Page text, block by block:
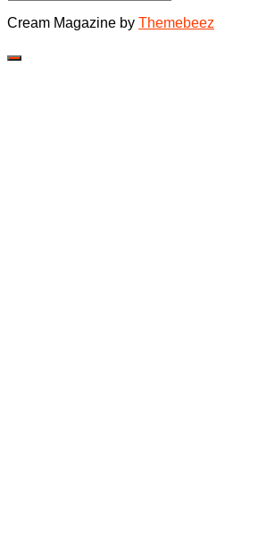
Cream Magazine by Themebeez